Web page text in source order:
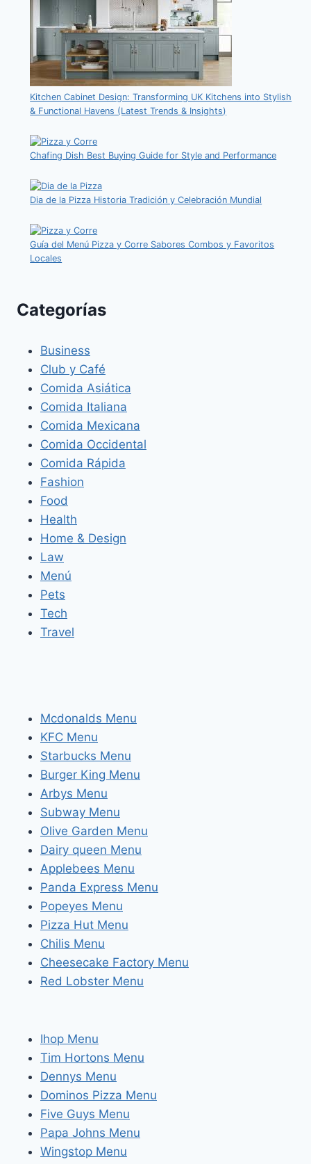
Kitchen Cabinet Design: Transforming UK Kitchens into Stylish
& Functional Havens (Latest Trends & Insights)
Chafing Dish Best Buying Guide for Style and Performance
Dia de la Pizza Historia Tradición y Celebración Mundial
Guía del Menú Pizza y Corre Sabores Combos y Favoritos
Locales
Categorías
Business
Club y Café
Comida Asiática
Comida Italiana
Comida Mexicana
Comida Occidental
Comida Rápida
Fashion
Food
Health
Home & Design
Law
Menú
Pets
Tech
Travel
Mcdonalds Menu
KFC Menu
Starbucks Menu
Burger King Menu
Arbys Menu
Subway Menu
Olive Garden Menu
Dairy queen Menu
Applebees Menu
Panda Express Menu
Popeyes Menu
Pizza Hut Menu
Chilis Menu
Cheesecake Factory Menu
Red Lobster Menu
Ihop Menu
Tim Hortons Menu
Dennys Menu
Dominos Pizza Menu
Five Guys Menu
Papa Johns Menu
Wingstop Menu